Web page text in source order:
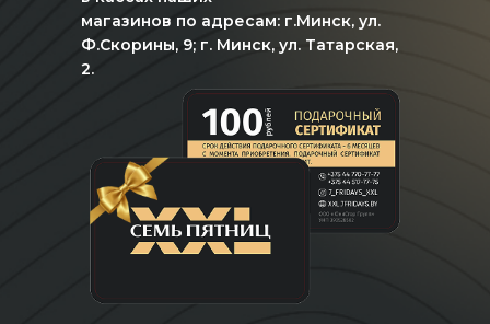
магазинов по адресам: г.Минск, ул.
Ф.Скорины, 9; г. Минск, ул. Татарская,
2.